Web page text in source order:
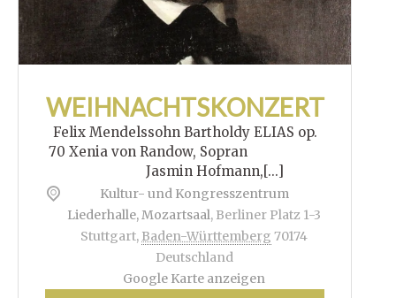
WEIHNACHTSKONZERT
Felix Mendelssohn Bartholdy ELIAS op.
70 Xenia von Randow, Sopran
Jasmin Hofmann,[...]
Kultur- und Kongresszentrum
Liederhalle, Mozartsaal, Berliner Platz 1-3
Stuttgart, Baden-Württemberg 70174
Deutschland
Google Karte anzeigen